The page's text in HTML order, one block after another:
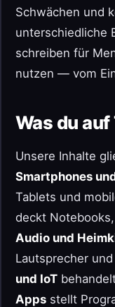
Schwächen und
unterschiedliche
schreiben für
nutzen — vom
Was du
Unsere Inhalte
Smartphones
Tablets und
deckt
Audio und
Lautsprecher
und IoT
Apps stellt